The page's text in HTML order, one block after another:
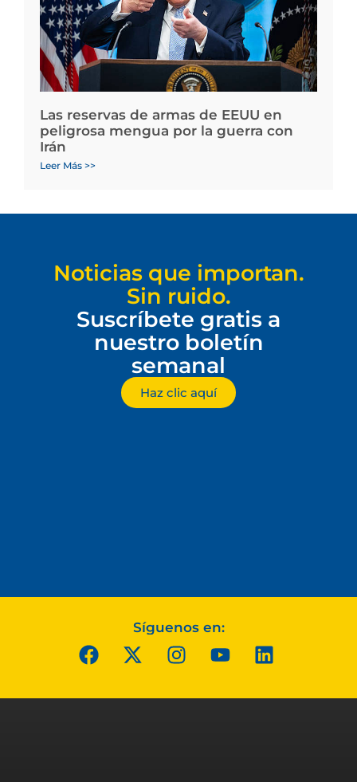
Las reservas de armas de EEUU en
peligrosa mengua por la guerra con
Irán
Leer Más >>
Noticias que importan.
Sin ruido.
Suscríbete gratis a
nuestro boletín
semanal
Haz clic aquí
Síguenos en: